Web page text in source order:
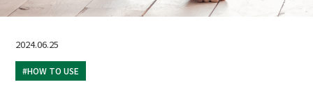
2024.06.25
#HOW TO USE